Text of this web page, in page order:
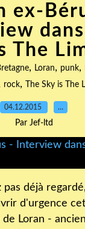
ex-
The
, Loran, punk,
rock, The Sky is The
04.12.2015 …
Par Jef-ltd
pas déjà
d'urgence
Loran - ancien